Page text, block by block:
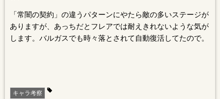
「常闇の契約」の違うパターンにやたら敵の多いステージが
ありますが、あっちだとフレアでは耐えきれないような気が
します。バルガスでも時々落とされて自動復活してたので。
キャラ考察